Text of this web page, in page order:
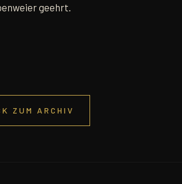
geehrt.
ZUM ARCHIV